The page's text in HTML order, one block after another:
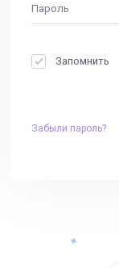
Запомнить
Забыли пароль?